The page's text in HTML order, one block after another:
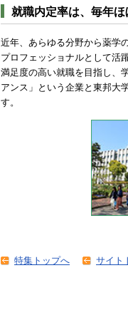
就職内定率は、毎年ほ
近年、あらゆる分野から薬学
プロフェッショナルとして活
満足度の高い就職を目指し、
アンス」という企業と東邦大
す。
特集トップへ サイト